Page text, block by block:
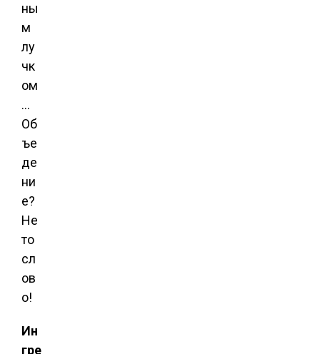
ны
м
лу
чк
ом
…
Об
ъе
де
ни
е?
Не
то
сл
ов
о!
Ин
гре